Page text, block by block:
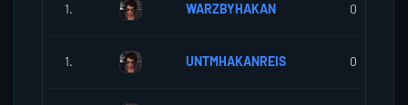
1. WARZBYHAKAN 0
1. UNTMHAKANREIS 0